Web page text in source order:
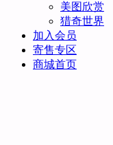
美图欣赏
猎奇世界
加入会员
寄售专区
商城首页